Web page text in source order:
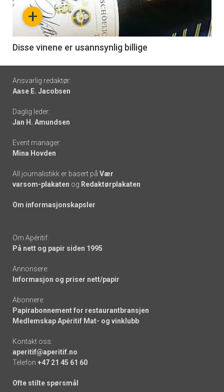
nå
6
+
Disse vinene er usannsynlig billige
Footer
-
links
Ansvarlig redaktør:
Aase E. Jacobsen
Daglig leder:
Jan H. Amundsen
Event manager:
Mina Hovden
All journalistikk er basert på Vær
varsom-plakaten og Redaktørplakaten
Om informasjonskapsler
Om Apéritif:
På nett og papir siden 1995
Annonsere:
Informasjon og priser nett/papir
Abonnere:
Papirabonnement for restaurantbransjen
Medlemskap Apéritif Mat- og vinklubb
Kontakt oss:
aperitif@aperitif.no
Telefon +47 21 45 61 60
Ofte stilte spørsmål